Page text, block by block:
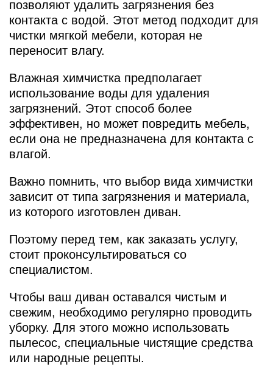
позволяют удалить загрязнения без
контакта с водой. Этот метод подходит для
чистки мягкой мебели, которая не
переносит влагу.
Влажная химчистка предполагает
использование воды для удаления
загрязнений. Этот способ более
эффективен, но может повредить мебель,
если она не предназначена для контакта с
влагой.
Важно помнить, что выбор вида химчистки
зависит от типа загрязнения и материала,
из которого изготовлен диван.
Поэтому перед тем, как заказать услугу,
стоит проконсультироваться со
специалистом.
Чтобы ваш диван оставался чистым и
свежим, необходимо регулярно проводить
уборку. Для этого можно использовать
пылесос, специальные чистящие средства
или народные рецепты.